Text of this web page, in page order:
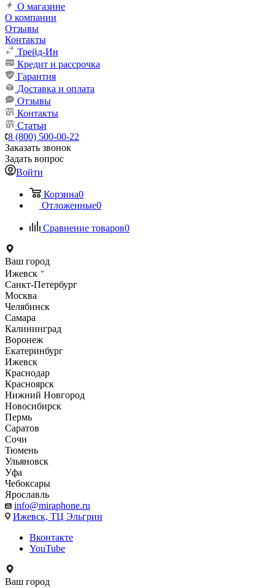
О магазине
О компании
Отзывы
Контакты
Трейд-Ин
Кредит и рассрочка
Гарантия
Доставка и оплата
Отзывы
Контакты
Статьи
8 (800) 500-00-22
Заказать звонок
Задать вопрос
Войти
Корзина0
Отложенные0
Сравнение товаров0
Ваш город
Ижевск
Санкт-Петербург
Москва
Челябинск
Самара
Калининград
Воронеж
Екатеринбург
Ижевск
Краснодар
Красноярск
Нижний Новгород
Новосибирск
Пермь
Саратов
Сочи
Тюмень
Ульяновск
Уфа
Чебоксары
Ярославль
info@miraphone.ru
Ижевск, ТЦ Эльгрин
Вконтакте
YouTube
Ваш город